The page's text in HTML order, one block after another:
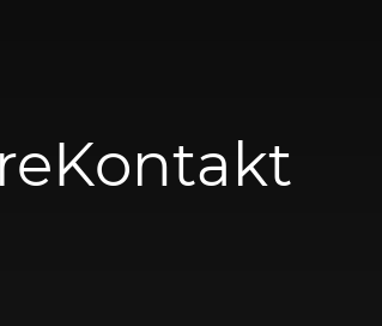
Kontakt